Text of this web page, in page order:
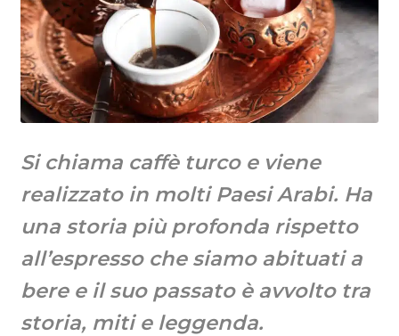
Si chiama caffè turco e viene
realizzato in molti Paesi Arabi. Ha
una storia più profonda rispetto
all’espresso che siamo abituati a
bere e il suo passato è avvolto tra
storia, miti e leggenda.